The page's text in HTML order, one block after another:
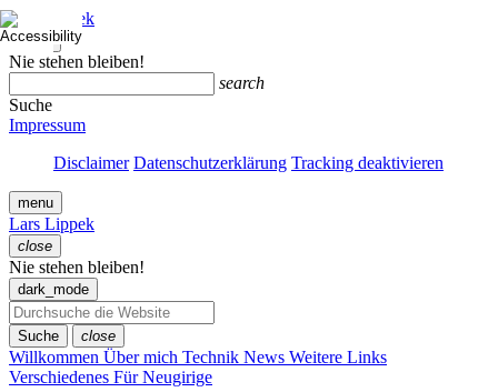
Zum
Inhalt
springen
Lars Lippek
close
Menü
schließen
Nie stehen bleiben!
search
Suche
Impressum
Disclaimer Datenschutzerklärung Tracking deaktivieren
menu
Lars Lippek
close
Menü
schließen
Nie stehen bleiben!
dark_mode
Suche close
Willkommen Über mich Technik News Weitere Links
Verschiedenes Für Neugirige